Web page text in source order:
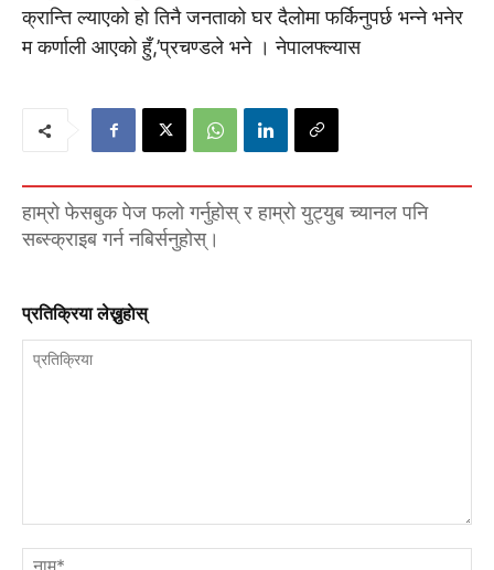
क्रान्ति ल्याएको हो तिनै जनताको घर दैलोमा फर्किनुपर्छ भन्ने भनेर
म कर्णाली आएको हुँ,’प्रचण्डले भने । नेपालफ्ल्यास
हाम्रो फेसबुक पेज फलो गर्नुहोस् र हाम्रो युट्युब च्यानल पनि
सब्स्क्राइब गर्न नबिर्सनुहोस्।
प्रतिक्रिया लेख्नुहाेस्